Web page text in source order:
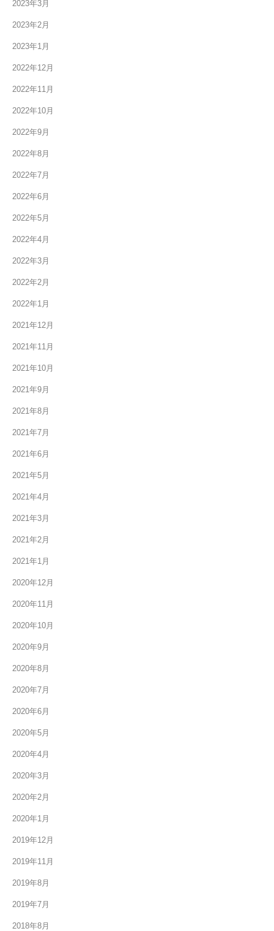
2023年3月
2023年2月
2023年1月
2022年12月
2022年11月
2022年10月
2022年9月
2022年8月
2022年7月
2022年6月
2022年5月
2022年4月
2022年3月
2022年2月
2022年1月
2021年12月
2021年11月
2021年10月
2021年9月
2021年8月
2021年7月
2021年6月
2021年5月
2021年4月
2021年3月
2021年2月
2021年1月
2020年12月
2020年11月
2020年10月
2020年9月
2020年8月
2020年7月
2020年6月
2020年5月
2020年4月
2020年3月
2020年2月
2020年1月
2019年12月
2019年11月
2019年8月
2019年7月
2018年8月